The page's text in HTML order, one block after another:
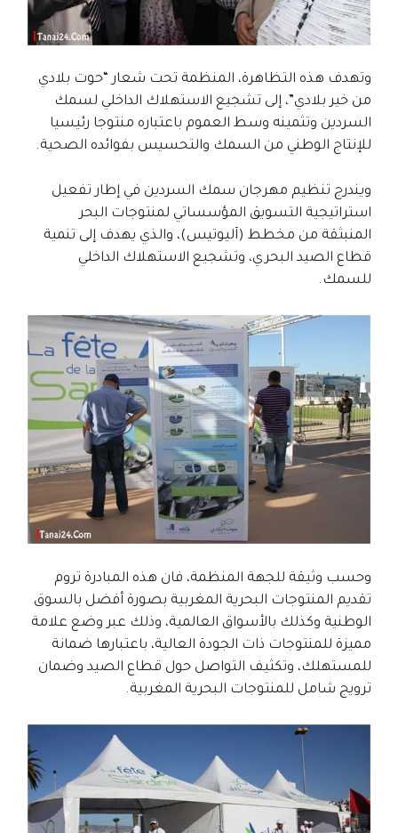
وتهدف هذه التظاهرة، المنظمة تحت شعار “حوت بلادي
من خير بلادي”، إلى تشجيع الاستهلاك الداخلي لسمك
السردين وتثمينه وسط العموم باعتباره منتوجا رئيسيا
للإنتاج الوطني من السمك والتحسيس بفوائده الصحية.
ويندرج تنظيم مهرجان سمك السردين في إطار تفعيل
استراتيجية التسويق المؤسساتي لمنتوجات البحر
المنبثقة من مخطط (آليوتيس)، والذي يهدف إلى تنمية
قطاع الصيد البحري، وتشجيع الاستهلاك الداخلي
للسمك.
وحسب وثيقة للجهة المنظمة، فان هذه المبادرة تروم
تقديم المنتوجات البحرية المغربية بصورة أفضل بالسوق
الوطنية وكذلك بالأسواق العالمية، وذلك عبر وضع علامة
مميزة للمنتوجات ذات الجودة العالية، باعتبارها ضمانة
للمستهلك، وتكثيف التواصل حول قطاع الصيد وضمان
ترويج شامل للمنتوجات البحرية المغربية.